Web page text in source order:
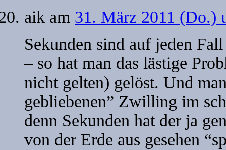
aik am 31. März 2011 (Do.)
Sekunden sind auf jeden
– so hat man das lästige
nicht gelten) gelöst. Und
gebliebenen” Zwilling im
denn Sekunden hat der ja
von der Erde aus gesehen